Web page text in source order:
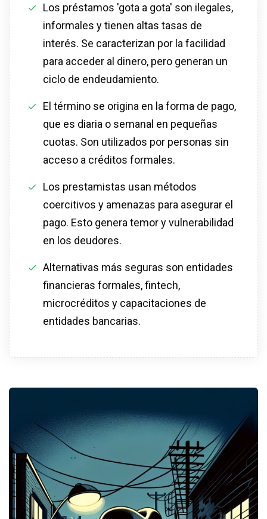
Los préstamos 'gota a gota' son ilegales,
informales y tienen altas tasas de
interés. Se caracterizan por la facilidad
para acceder al dinero, pero generan un
ciclo de endeudamiento.
El término se origina en la forma de pago,
que es diaria o semanal en pequeñas
cuotas. Son utilizados por personas sin
acceso a créditos formales.
Los prestamistas usan métodos
coercitivos y amenazas para asegurar el
pago. Esto genera temor y vulnerabilidad
en los deudores.
Alternativas más seguras son entidades
financieras formales, fintech,
microcréditos y capacitaciones de
entidades bancarias.